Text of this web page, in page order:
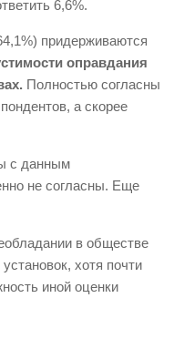
6,6%.
придерживаются
оправдания
Полностью согласны
а скорее
с данным
не согласны. Еще
в обществе
хотя почти
иной оценки